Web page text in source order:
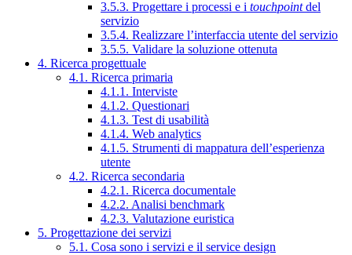
3.5.3. Progettare i processi e i touchpointdel
servizio
3.5.4. Realizzare l’interfaccia utente del servizio
3.5.5. Validare la soluzione ottenuta
4. Ricerca progettuale
4.1. Ricerca primaria
4.1.1. Interviste
4.1.2. Questionari
4.1.3. Test di usabilità
4.1.4. Web analytics
4.1.5. Strumenti di mappatura dell’esperienza
utente
4.2. Ricerca secondaria
4.2.1. Ricerca documentale
4.2.2. Analisi benchmark
4.2.3. Valutazione euristica
5. Progettazione dei servizi
5.1. Cosa sono i servizi e il service design